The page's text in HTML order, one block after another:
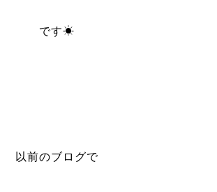
です☀
以前のブログで